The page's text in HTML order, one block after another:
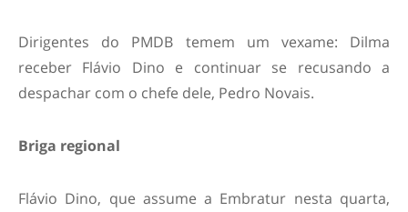
Dirigentes do PMDB temem um vexame: Dilma
receber Flávio Dino e continuar se recusando a
despachar com o chefe dele, Pedro Novais.
Briga regional
Flávio Dino, que assume a Embratur nesta quarta,